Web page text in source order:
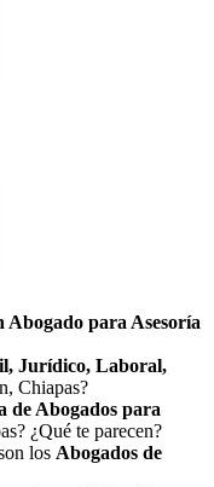
Abogado para Asesoría
Jurídico, Laboral,
Chiapas?
de Abogados para
¿Qué te parecen?
los Abogados de